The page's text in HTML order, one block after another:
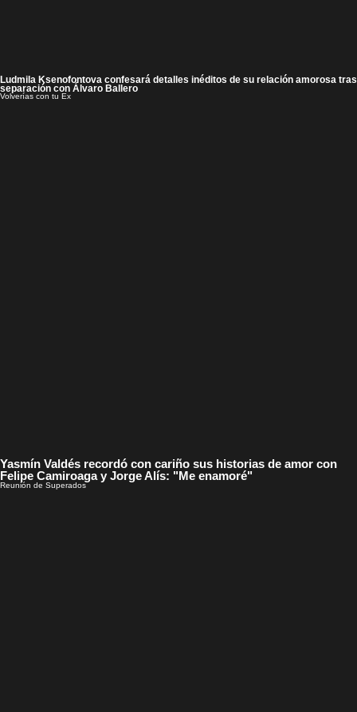
Ludmila Ksenofontova confesará detalles inéditos de su relación amorosa tras
separación con Álvaro Ballero
Volverías con tu Ex
Yasmín Valdés recordó con cariño sus historias de amor con
Felipe Camiroaga y Jorge Alís: "Me enamoré"
Reunión de Superados